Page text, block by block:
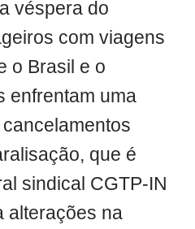
véspera do
com viagens
o Brasil e o
enfrentam uma
que é
sindical CGTP-IN
alterações na